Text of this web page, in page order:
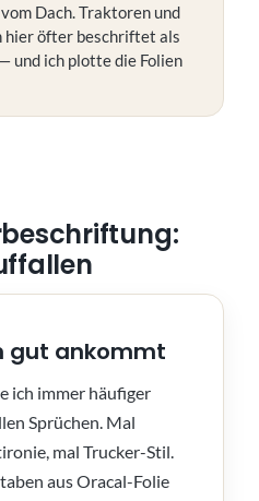
Dach. Traktoren und
hier öfter beschriftet als
und ich plotte die Folien
gut ankommt
ich immer häufiger
Sprüchen. Mal
mal Trucker-Stil.
aus Oracal-Folie